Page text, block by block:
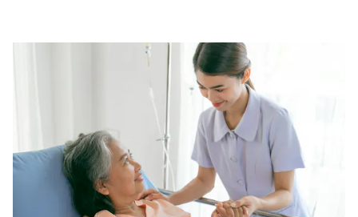
重和焦慮，難以放鬆 對被照顧者越來越不耐煩和易怒 感到
無力和無助，缺乏對照顧工作的動力。 對曾經喜歡的活動
失去興趣 我們搜羅了香港不同的免費支援熱線及線上心理
健康服務，方便照顧者隨時隨地獲得情緒支援。你可以按你
所需的支援類型、服務提供時間、支援模式及語言偏好，挑
選適合的服務。 專為照顧者而設的網上心理輔導熱線服
務…